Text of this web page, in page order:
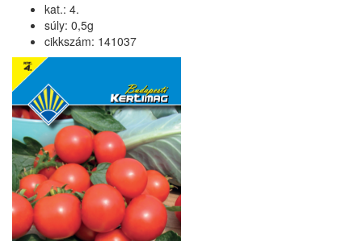
kat.: 4.
súly: 0,5g
cikkszám: 141037